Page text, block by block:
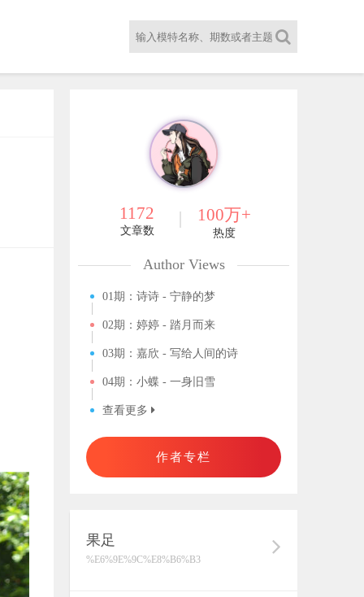
1172
文章数
100万+
热度
Author Views
01期：诗诗 - 宁静的梦
02期：婷婷 - 踏月而来
03期：嘉欣 - 写给人间的诗
04期：小蝶 - 一身旧雪
查看更多
作者专栏
果足
%E6%9E%9C%E8%B6%B3